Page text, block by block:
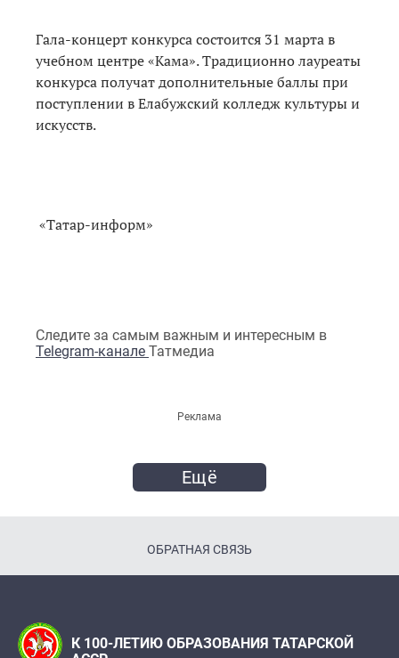
Гала-концерт конкурса состоится 31 марта в
учебном центре «Кама». Традиционно лауреаты
конкурса получат дополнительные баллы при
поступлении в Елабужский колледж культуры и
искусств.
«Татар-информ»
Следите за самым важным и интересным в
Telegram-канале Татмедиа
Реклама
Ещё
ОБРАТНАЯ СВЯЗЬ
К 100-ЛЕТИЮ ОБРАЗОВАНИЯ ТАТАРСКОЙ